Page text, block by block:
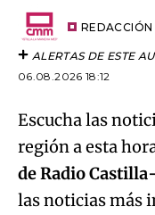
REDACCIÓN
ALERTAS DE ESTE
06.08.2026 18:12
Escucha las
región a esta
de Radio
las noticias más